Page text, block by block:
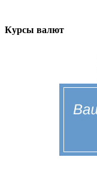
Курсы валют